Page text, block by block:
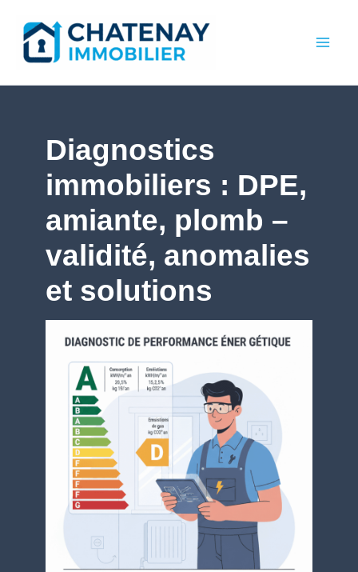
contenu
Diagnostics
immobiliers : DPE,
amiante, plomb –
validité, anomalies
et solutions